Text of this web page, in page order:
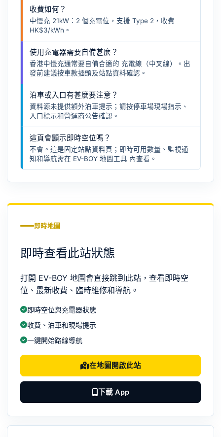
收費如何？
中慢充 21kW：2 個充電位，支援 Type 2，收費
HK$3/kWh。
使用充電器需要自備甚麼？
香港中慢充通常要自備合適的 充電線（中叉線）
。出
發前建議按車款插頭及站點資料確認。
泊車或入口有甚麼要注意？
資料源未提供額外泊車提示；請按停車場現場指示、
入口標示和營運商公告確認。
這頁會顯示即時空位嗎？
不會。這是固定站點資料頁；即時可用數量、監視通
知和導航需在 EV-BOY 地圖工具 內查看。
即時地圖
即時查看此站狀態
打開 EV-BOY 地圖會直接跳到此站，查看即時空
位、最新收費、臨時維修和導航。
即時空位與充電器狀態
收費、泊車和現場提示
一鍵開始路線導航
在地圖開啟此站
下載 App